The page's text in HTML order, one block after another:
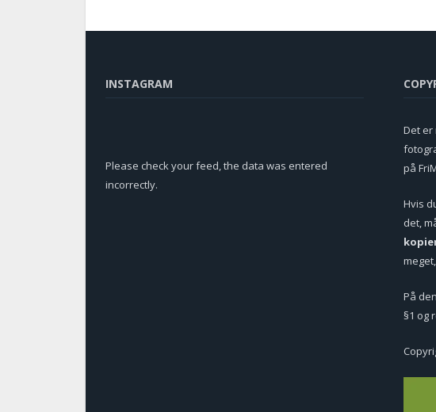
INSTAGRAM
Please check your feed, the data was entered
incorrectly.
Det er
på
Hvis
det,
På
§1 og